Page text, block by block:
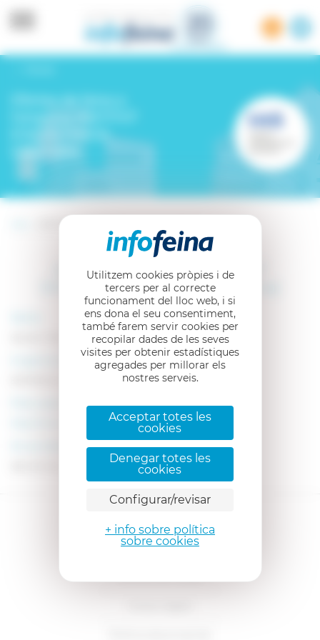
Utilitzem cookies pròpies i de
tercers per al correcte
funcionament del lloc web, i si
ens dona el seu consentiment,
també farem servir cookies per
recopilar dades de les seves
visites per obtenir estadístiques
agregades per millorar els
nostres serveis.
Acceptar totes les
cookies
Denegar totes les
cookies
Configurar/revisar
+ info sobre política
sobre cookies
Ofertes de feina a
l'empresa INSTITUT
D'ASSISTENCIA
SANITARIA
INSTITUT D'ASSISTENCIA SANITARIA
Activitat de l’empresa INSTITUT
D'ASSISTENCIA SANITARIA (Girona)
Sanitat / Medicina / Serveis Socials
A què es dediquen?
EMPRESA DEL SECTOR SANITARI
Pots veure més informació a la seva web